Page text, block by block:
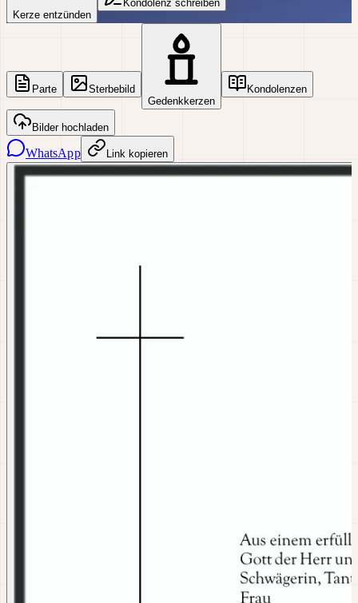
Kerze entzünden
Kondolenz schreiben
Parte
Sterbebild
Gedenkkerzen
Kondolenzen
Bilder hochladen
WhatsApp Link kopieren